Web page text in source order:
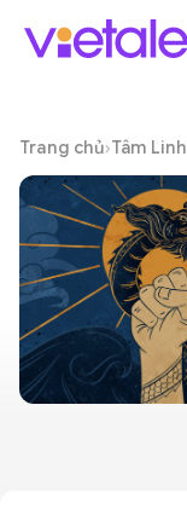
Trang chủ›Tâm Linh